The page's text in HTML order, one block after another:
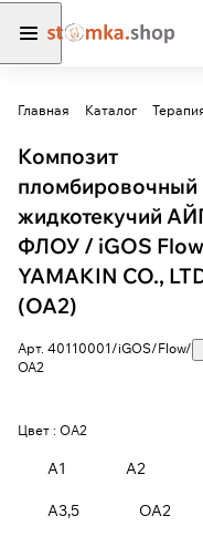
Главная Каталог
Композит
пломбировочный
жидкотекучий
ФЛОУ / iGOS
YAMAKIN CO.,
(OA2)
Арт. 40110001/iGOS/Flow/
ОА2
Цвет : OA2
A1 A2
A3,5 OA2